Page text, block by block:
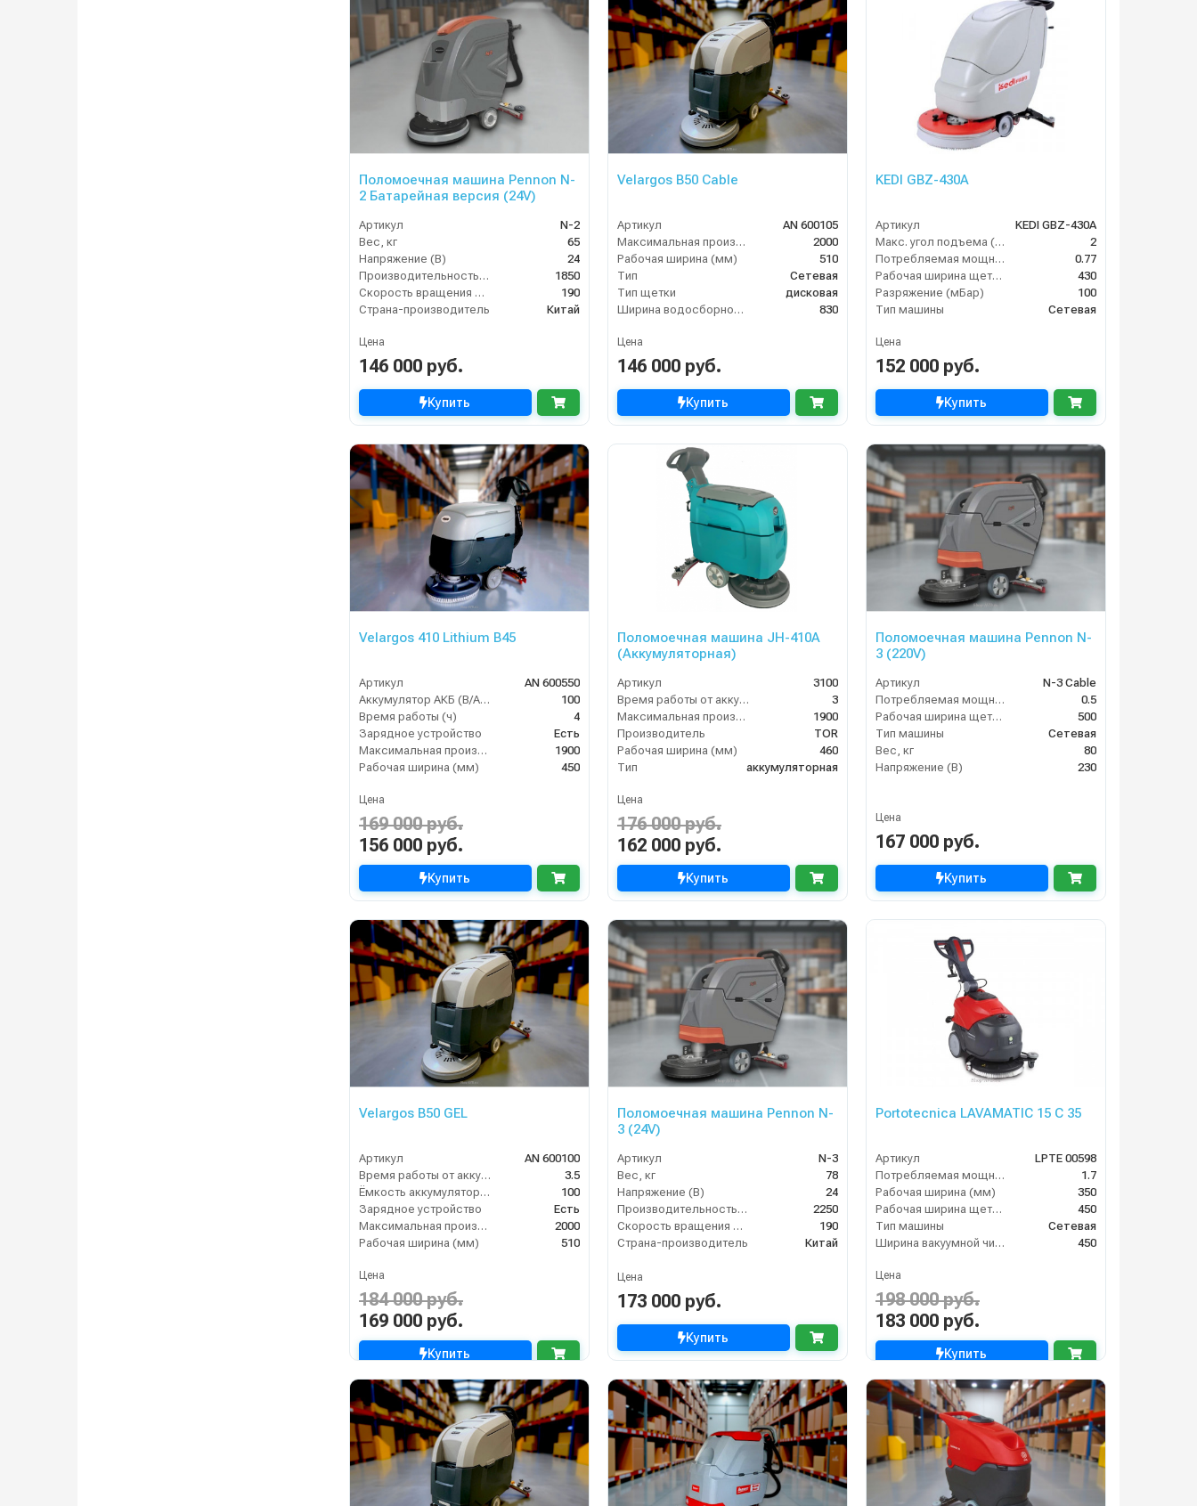
Поломоечная машина Pennon N-
2 Батарейная версия (24V)
Артикул
N-2
Вес, кг
65
Напряжение (В)
24
Производительность по площади (м2/ч)
1850
Скорость вращения щётки (об/мин)
190
Страна-производитель
Китай
Цена
146 000 руб.
Купить
Velargos B50 Cable
Артикул
AN 600105
Максимальная производительность (кв.м/час)
2000
Рабочая ширина (мм)
510
Тип
Сетевая
Тип щетки
дисковая
Ширина водосборной рейки
830
Цена
146 000 руб.
Купить
KEDI GBZ-430A
Артикул
KEDI GBZ-430A
Макс. угол подъема (%)
2
Потребляемая мощность (кВт)
0.77
Рабочая ширина щеток (мм)
430
Разряжение (мБар)
100
Тип машины
Сетевая
Цена
152 000 руб.
Купить
Velargos 410 Lithium B45
Артикул
AN 600550
Аккумулятор АКБ (В/А·ч)
100
Время работы (ч)
4
Зарядное устройство
Есть
Максимальная производительность (кв.м/час)
1900
Рабочая ширина (мм)
450
Цена
169 000 руб.
156 000 руб.
Купить
Поломоечная машина JH-410A
(Аккумуляторная)
Артикул
3100
Время работы от аккумуляторов (ч)
3
Максимальная производительность (кв.м/час)
1900
Производитель
TOR
Рабочая ширина (мм)
460
Тип
аккумуляторная
Цена
176 000 руб.
162 000 руб.
Купить
Поломоечная машина Pennon N-
3 (220V)
Артикул
N-3 Cable
Потребляемая мощность (кВт)
0.5
Рабочая ширина щеток (мм)
500
Тип машины
Сетевая
Вес, кг
80
Напряжение (В)
230
Цена
167 000 руб.
Купить
Velargos B50 GEL
Артикул
AN 600100
Время работы от аккумуляторов (ч)
3.5
Ёмкость аккумулятора (Ач)
100
Зарядное устройство
Есть
Максимальная производительность (кв.м/час)
2000
Рабочая ширина (мм)
510
Цена
184 000 руб.
169 000 руб.
Купить
Поломоечная машина Pennon N-
3 (24V)
Артикул
N-3
Вес, кг
78
Напряжение (В)
24
Производительность по площади (м2/ч)
2250
Скорость вращения щётки (об/мин)
190
Страна-производитель
Китай
Цена
173 000 руб.
Купить
Portotecnica LAVAMATIC 15 C 35
Артикул
LPTE 00598
Потребляемая мощность (кВт)
1.7
Рабочая ширина (мм)
350
Рабочая ширина щеток (мм)
450
Тип машины
Сетевая
Ширина вакуумной чистки (мм)
450
Цена
198 000 руб.
183 000 руб.
Купить